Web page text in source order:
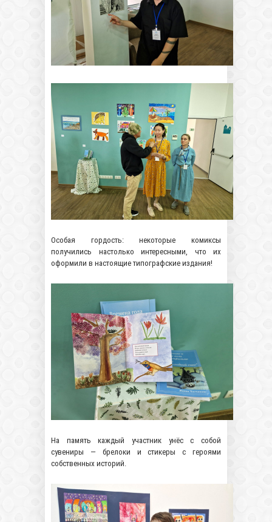
Особая гордость: некоторые комиксы
получились настолько интересными, что их
оформили в настоящие типографские издания!
На память каждый участник унёс с собой
сувениры — брелоки и стикеры с героями
собственных историй.